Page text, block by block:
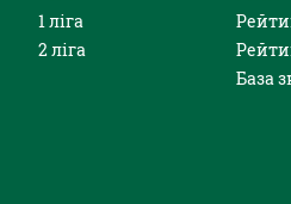
1 ліга
2 ліга
База